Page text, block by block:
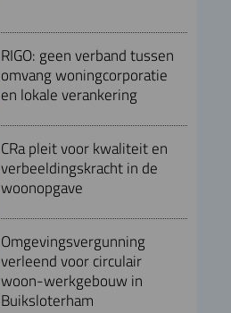
RIGO: geen verband tussen
omvang woningcorporatie
en lokale verankering
CRa pleit voor kwaliteit en
verbeeldingskracht in de
woonopgave
Omgevingsvergunning
verleend voor circulair
woon-werkgebouw in
Buiksloterham